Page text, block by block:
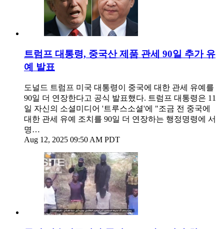
트럼프 대통령, 중국산 제품 관세 90일 추가 유
예 발표
도널드 트럼프 미국 대통령이 중국에 대한 관세 유예를
90일 더 연장한다고 공식 발표했다. 트럼프 대통령은 11
일 자신의 소셜미디어 '트루스소셜'에 "조금 전 중국에
대한 관세 유예 조치를 90일 더 연장하는 행정명령에 서
명…
Aug 12, 2025 09:50 AM PDT